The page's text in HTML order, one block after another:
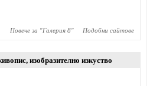
Повече за "Галерия 8" Подобни сайтове
, изобразително изкуство